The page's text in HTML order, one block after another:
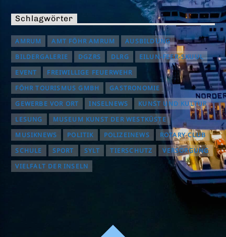
Schlagwörter
AMRUM AMT FÖHR AMRUM
AUSBILDUNG
BILDERGALERIE
DGZRS DLRG
EILUN-FEER-SKUUL
EVENT
FREIWILLIGE FEUERWEHR
FÖHR TOURISMUS GMBH
GASTRONOMIE
GEWERBE VOR ORT
INSELNEWS
KUNST UND KULTUR
LESUNG
MUSEUM KUNST DER WESTKÜSTE
MUSIKNEWS
POLITIK POLIZEINEWS
ROTARY CLUB
SCHULE
SPORT SYLT TIERSCHUTZ
VERSORGUNG
VIELFALT DER INSELN